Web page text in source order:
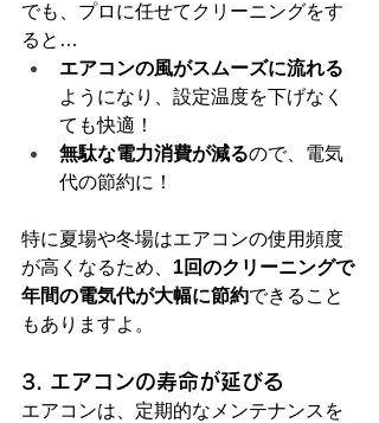
でも、プロに任せてクリーニングをす
ると…
エアコンの風がスムーズに流れる
ようになり、設定温度を下げなく
ても快適！
無駄な電力消費が減るので、電気
代の節約に！
特に夏場や冬場はエアコンの使用頻度
が高くなるため、 1回のクリーニングで
年間の電気代が大幅に節約できること
もありますよ。
3. エアコンの寿命が延びる
エアコンは、定期的なメンテナンスを